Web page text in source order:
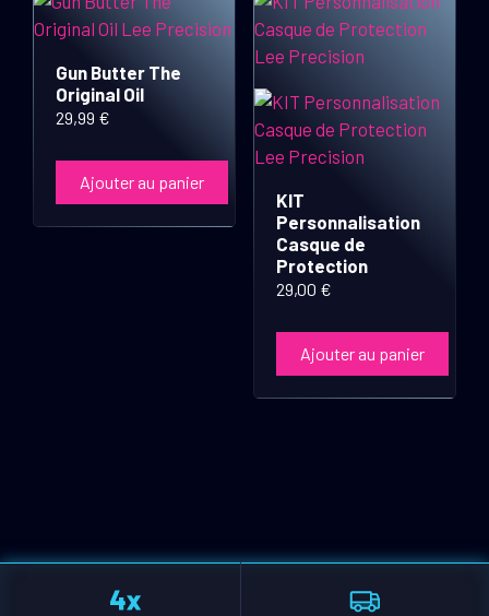
Gun Butter The
Original Oil
29,99 €
Ajouter au panier
KIT
Personnalisation
Casque de
Protection
29,00 €
Ajouter au panier